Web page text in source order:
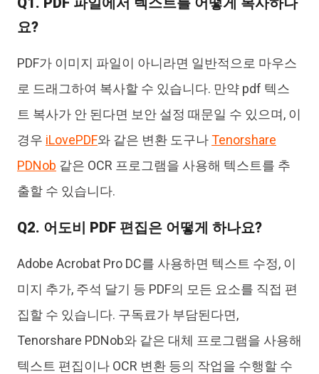
요?
PDF가 이미지 파일이 아니라면 일반적으로 마우스
로 드래그하여 복사할 수 있습니다. 만약 pdf 텍스
트 복사가 안 된다면 보안 설정 때문일 수 있으며, 이
경우 iLovePDF와 같은 변환 도구나Tenorshare
PDNob 같은 OCR 프로그램을 사용해 텍스트를 추
출할 수 있습니다.
Q2. 어도비 PDF 편집은 어떻게 하나요?
Adobe Acrobat Pro DC를 사용하면 텍스트 수정, 이
미지 추가, 주석 달기 등 PDF의 모든 요소를 직접 편
집할 수 있습니다. 구독료가 부담된다면,
Tenorshare PDNob와 같은 대체 프로그램을 사용해
텍스트 편집이나 OCR 변환 등의 작업을 수행할 수